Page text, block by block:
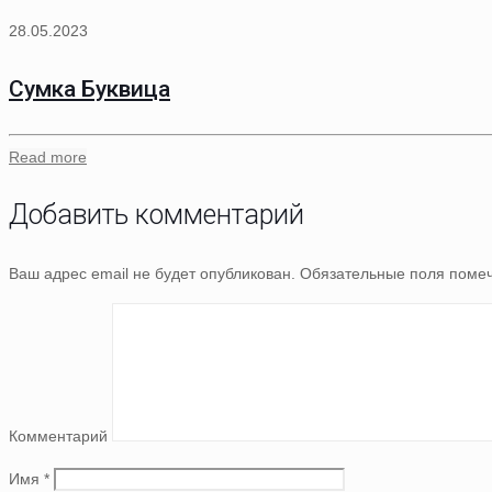
28.05.2023
Сумка Буквица
Read more
Добавить комментарий
Ваш адрес email не будет опубликован. Обязательные поля
Комментарий
Имя *